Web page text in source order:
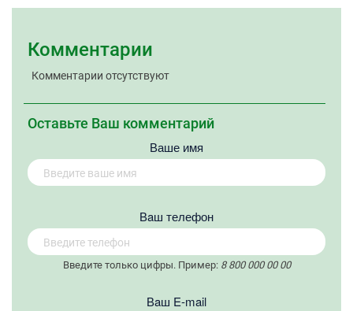
Комментарии
Комментарии отсутствуют
Оставьте Ваш комментарий
Ваше имя
Вaш телефон
Введите только цифры. Пример: 8 800 000 00 00
Вaш E-mail